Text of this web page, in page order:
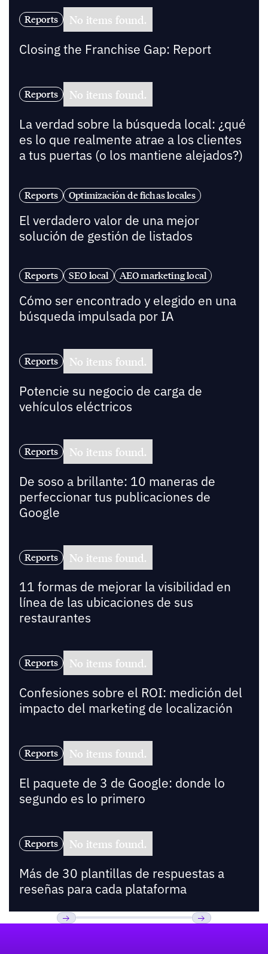
Reports No items found.
Closing the Franchise Gap: Report
Reports No items found.
La verdad sobre la búsqueda local: ¿qué
es lo que realmente atrae a los clientes
a tus puertas (o los mantiene alejados?)
Reports Optimización de fichas locales
El verdadero valor de una mejor
solución de gestión de listados
Reports SEO local AEO marketing local
Cómo ser encontrado y elegido en una
búsqueda impulsada por IA
Reports No items found.
Potencie su negocio de carga de
vehículos eléctricos
Reports No items found.
De soso a brillante: 10 maneras de
perfeccionar tus publicaciones de
Google
Reports No items found.
11 formas de mejorar la visibilidad en
línea de las ubicaciones de sus
restaurantes
Reports No items found.
Confesiones sobre el ROI: medición del
impacto del marketing de localización
Reports No items found.
El paquete de 3 de Google: donde lo
segundo es lo primero
Reports No items found.
Más de 30 plantillas de respuestas a
reseñas para cada plataforma